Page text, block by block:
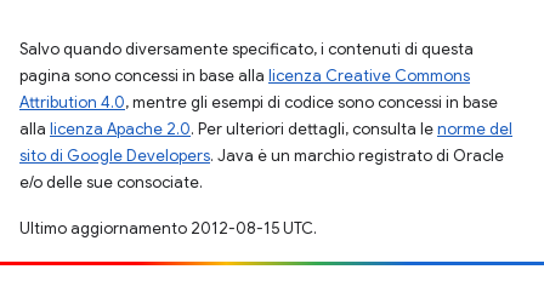
Salvo quando diversamente specificato, i contenuti di questa
pagina sono concessi in base alla licenza Creative Commons
Attribution 4.0, mentre gli esempi di codice sono concessi in base
alla licenza Apache 2.0. Per ulteriori dettagli, consulta lenorme del
sito di Google Developers. Java è un marchio registrato di Oracle
e/o delle sue consociate.
Ultimo aggiornamento 2012-08-15 UTC.